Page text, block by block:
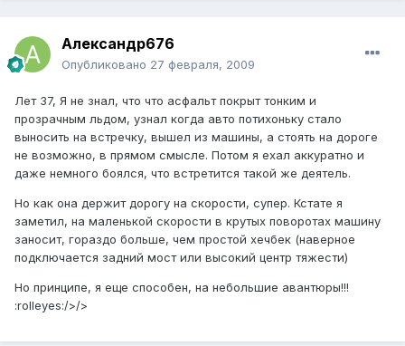
Александр676
Опубликовано 27 февраля, 2009
Лет 37, Я не знал, что что асфальт покрыт тонким и
прозрачным льдом, узнал когда авто потихоньку стало
выносить на встречку, вышел из машины, а стоять на дороге
не возможно, в прямом смысле. Потом я ехал аккуратно и
даже немного боялся, что встретится такой же деятель.
Но как она держит дорогу на скорости, супер. Кстате я
заметил, на маленькой скорости в крутых поворотах машину
заносит, гораздо больше, чем простой хечбек (наверное
подключается задний мост или высокий центр тяжести)
Но принципе, я еще способен, на небольшие авантюры!!!
:rolleyes:/>/>